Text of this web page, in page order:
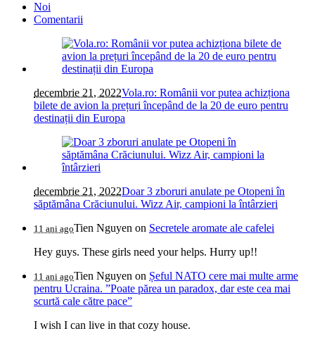
Noi
Comentarii
decembrie 21, 2022Vola.ro: Românii vor putea achizționa
bilete de avion la prețuri începând de la 20 de euro pentru
destinații din Europa
decembrie 21, 2022Doar 3 zboruri anulate pe Otopeni în
săptămâna Crăciunului. Wizz Air, campioni la întârzieri
11 ani agoTien Nguyen on Secretele aromate ale cafelei
Hey guys. These girls need your helps. Hurry up!!
11 ani agoTien Nguyen on Șeful NATO cere mai multe arme
pentru Ucraina. ”Poate părea un paradox, dar este cea mai
scurtă cale către pace”
I wish I can live in that cozy house.